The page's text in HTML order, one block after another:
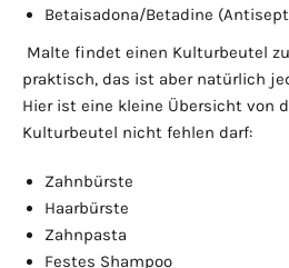
Betaisadona/Betadine
Malte findet einen Kulturbeutel
praktisch, das ist aber natürlich
Hier ist eine kleine Übersicht von
Kulturbeutel nicht fehlen darf:
Zahnbürste
Haarbürste
Zahnpasta
Festes Shampoo